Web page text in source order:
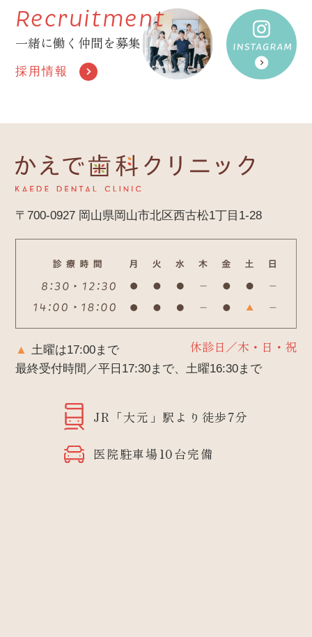
Recruitment
一緒に働く仲間を募集
採用情報
〒700-0927 岡山県岡山市北区西古松1丁目1-28
▲ 土曜は17:00まで
最終受付時間／平日17:30まで、土曜16:30まで
休診日／木・日・祝
JR「大元」駅より 徒歩7分
医院駐車場 10台完備